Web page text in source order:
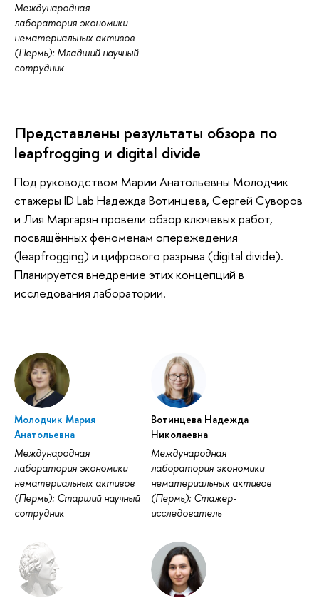
Международная
лаборатория экономики
нематериальных активов
(Пермь): Младший научный
сотрудник
Представлены результаты обзора по
leapfrogging и digital divide
Под руководством Марии Анатольевны Молодчик
стажеры ID Lab Надежда Вотинцева, Сергей Суворов
и Лия Маргарян провели обзор ключевых работ,
посвящённых феноменам опережедения
(leapfrogging) и цифрового разрыва (digital divide).
Планируется внедрение этих концепций в
исследования лаборатории.
Молодчик Мария
Анатольевна
Международная
лаборатория экономики
нематериальных активов
(Пермь): Старший научный
сотрудник
Вотинцева Надежда
Николаевна
Международная
лаборатория экономики
нематериальных активов
(Пермь): Стажер-
исследователь